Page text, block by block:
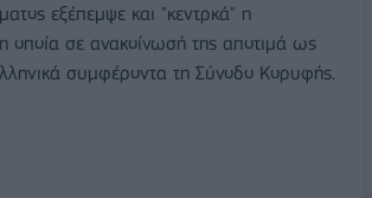
εξέπεμψε και "κεντρκά" η
οποία σε ανακοίνωσή της αποτιμά ως
συμφέροντα τη Σύνοδο Κορυφής.